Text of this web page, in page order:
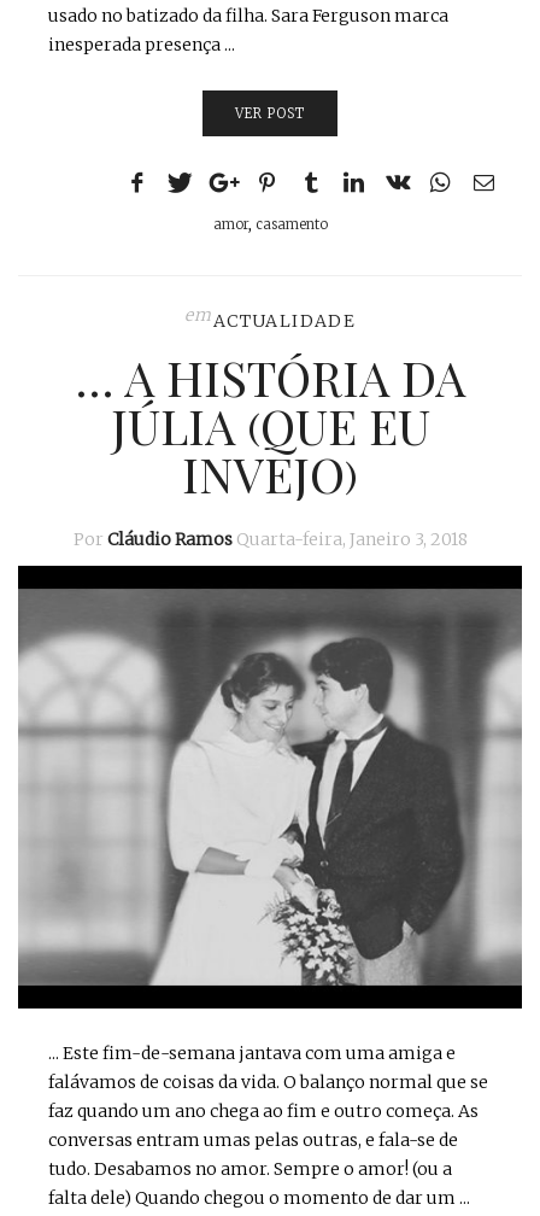
usado no batizado da filha. Sara Ferguson marca
inesperada presença ...
VER POST
amor, casamento
emACTUALIDADE
… A HISTÓRIA DA
JÚLIA (QUE EU
INVEJO)
Por Cláudio Ramos Quarta-feira, Janeiro 3, 2018
... Este fim-de-semana jantava com uma amiga e
falávamos de coisas da vida. O balanço normal que se
faz quando um ano chega ao fim e outro começa. As
conversas entram umas pelas outras, e fala-se de
tudo. Desabamos no amor. Sempre o amor! (ou a
falta dele) Quando chegou o momento de dar um ...